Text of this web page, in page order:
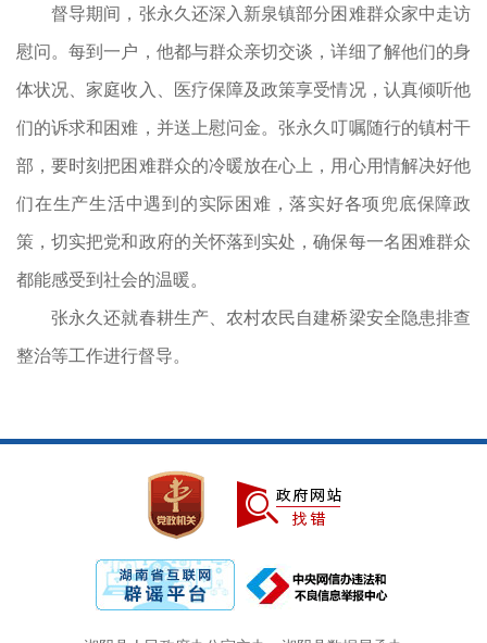
督导期间，张永久还深入新泉镇部分困难群众家中走访
慰问。每到一户，他都与群众亲切交谈，详细了解他们的身
体状况、家庭收入、医疗保障及政策享受情况，认真倾听他
们的诉求和困难，并送上慰问金。张永久叮嘱随行的镇村干
部，要时刻把困难群众的冷暖放在心上，用心用情解决好他
们在生产生活中遇到的实际困难，落实好各项兜底保障政
策，切实把党和政府的关怀落到实处，确保每一名困难群众
都能感受到社会的温暖。
张永久还就春耕生产、农村农民自建桥梁安全隐患排查
整治等工作进行督导。